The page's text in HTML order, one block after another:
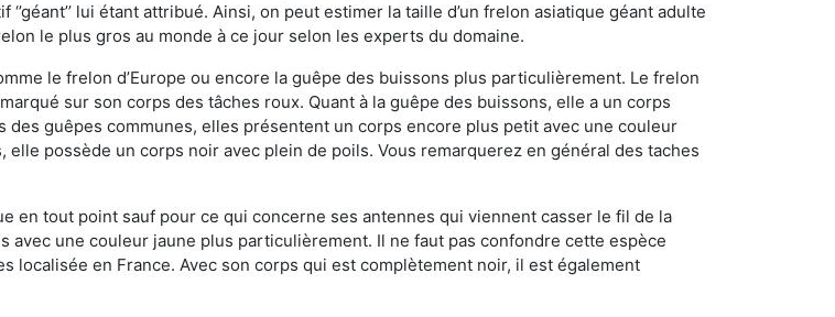
lui étant attribué. Ainsi, on peut estimer la taille d’un frelon asiatique géant adulte
le plus gros au monde à ce jour selon les experts du domaine.
le frelon d’Europe ou encore la guêpe des buissons plus particulièrement. Le frelon
sur son corps des tâches roux. Quant à la guêpe des buissons, elle a un corps
guêpes communes, elles présentent un corps encore plus petit avec une couleur
possède un corps noir avec plein de poils. Vous remarquerez en général des taches
en tout point sauf pour ce qui concerne ses antennes qui viennent casser le fil de la
une couleur jaune plus particulièrement. Il ne faut pas confondre cette espèce
localisée en France. Avec son corps qui est complètement noir, il est également